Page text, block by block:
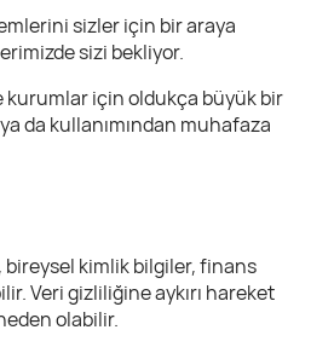
sizler için bir araya
sizi bekliyor.
kurumlar için oldukça büyük bir
da kullanımından muhafaza
bireysel kimlik bilgiler, finans
Veri gizliliğine aykırı hareket
olabilir.